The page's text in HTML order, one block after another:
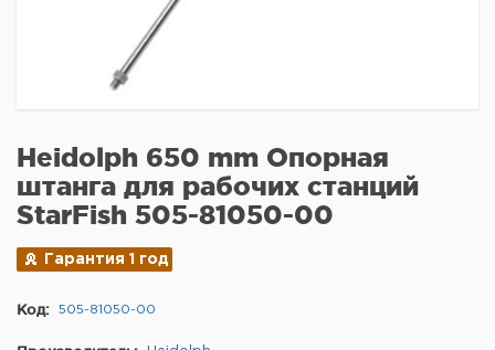
Heidolph 650 mm Опорная
штанга для рабочих станций
StarFish 505-81050-00
Гарантия 1 год
Код: 505-81050-00